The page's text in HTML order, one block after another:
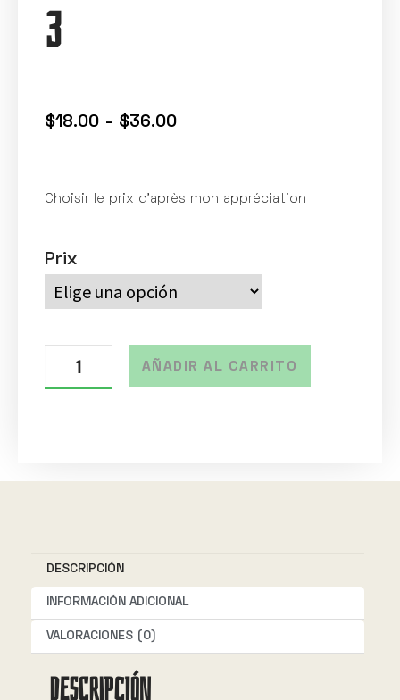
3
$18.00 - $36.00
Choisir le prix d’après mon appréciation
Prix
AÑADIR AL CARRITO
a
t
i
DESCRIPCIÓN
INFORMACIÓN ADICIONAL
VALORACIONES (0)
DESCRIPCIÓN